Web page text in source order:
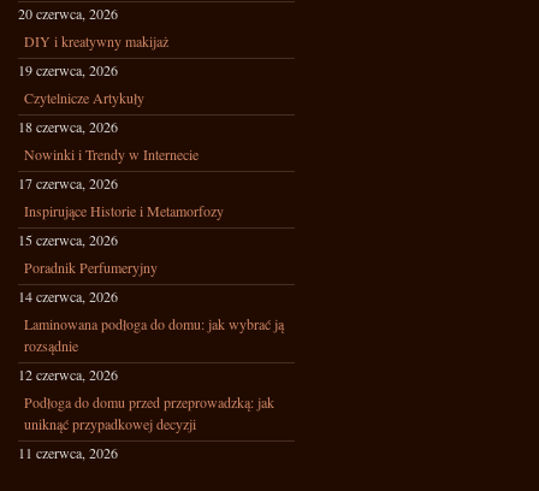
20 czerwca, 2026
DIY i kreatywny makijaż
19 czerwca, 2026
Czytelnicze Artykuły
18 czerwca, 2026
Nowinki i Trendy w Internecie
17 czerwca, 2026
Inspirujące Historie i Metamorfozy
15 czerwca, 2026
Poradnik Perfumeryjny
14 czerwca, 2026
Laminowana podłoga do domu: jak wybrać ją
rozsądnie
12 czerwca, 2026
Podłoga do domu przed przeprowadzką: jak
uniknąć przypadkowej decyzji
11 czerwca, 2026